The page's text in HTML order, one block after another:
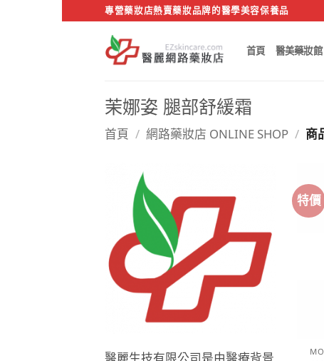
to
專營藥妝店熱賣藥妝品牌的醫學美容保養品
首頁 醫美藥妝館
茉娜姿 腿部舒緩霜
首頁 / 網路藥妝店 ONLINE SHOP / 商
特價